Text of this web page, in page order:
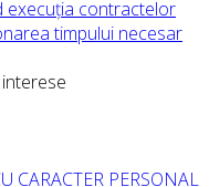
execuția contractelor
timpului necesar
CARACTER PERSONAL